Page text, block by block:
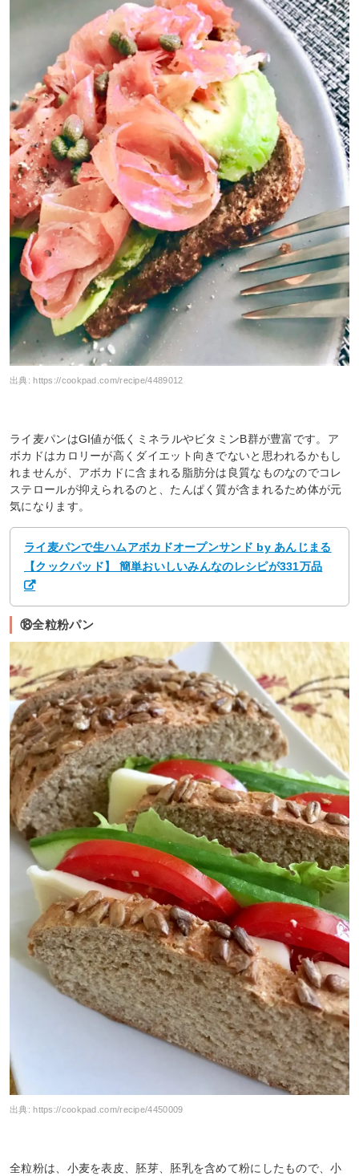
出典:https://cookpad.com/recipe/4489012
ライ麦パンはGI値が低くミネラルやビタミンB群が豊富です。ア
ボカドはカロリーが高くダイエット向きでないと思われるかもし
れませんが、アボカドに含まれる脂肪分は良質なものなのでコレ
ステロールが抑えられるのと、たんぱく質が含まれるため体が元
気になります。
ライ麦パンで生ハムアボカドオープンサンド by あんじまる
【クックパッド】 簡単おいしいみんなのレシピが331万品
⑱全粒粉パン
出典: https://cookpad.com/recipe/4450009
全粒粉は、小麦を表皮、胚芽、胚乳を含めて粉にしたもので、小